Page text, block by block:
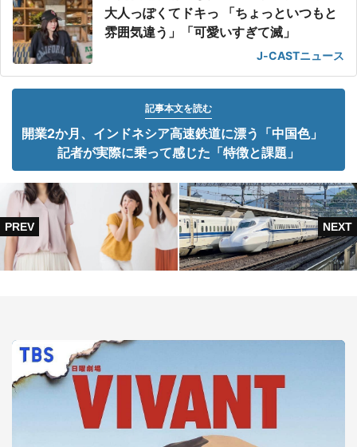
大人っぽくてドキっ 「ちょっといつもと
雰囲気違う」「可愛いすぎて滅」
J-CASTニュース
記事本文を読む
開業2か月、インドネシア高速鉄道に漂う「中国色」
記者が実際に乗って感じた「特徴と課題」